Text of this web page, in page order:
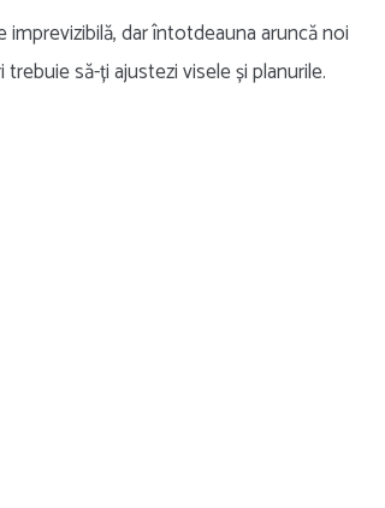
dar întotdeauna aruncă noi
să-ți ajustezi visele și planurile.